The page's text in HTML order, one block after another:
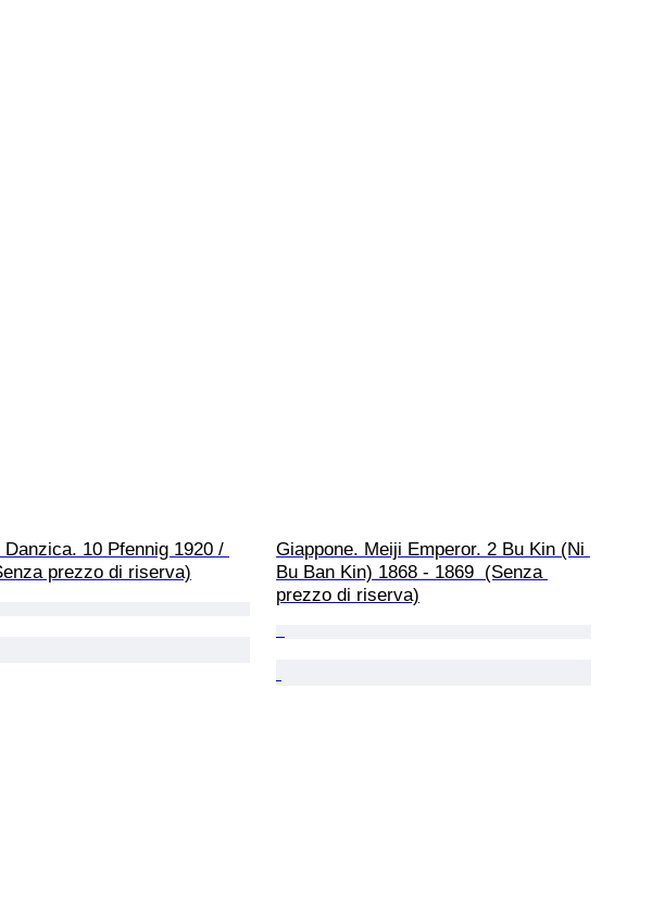
Danzica. 10 Pfennig 1920 /
prezzo di riserva)
Giappone. Meiji Emperor. 2 Bu Kin (Ni
Bu Ban Kin) 1868 - 1869  (Senza
prezzo di riserva)